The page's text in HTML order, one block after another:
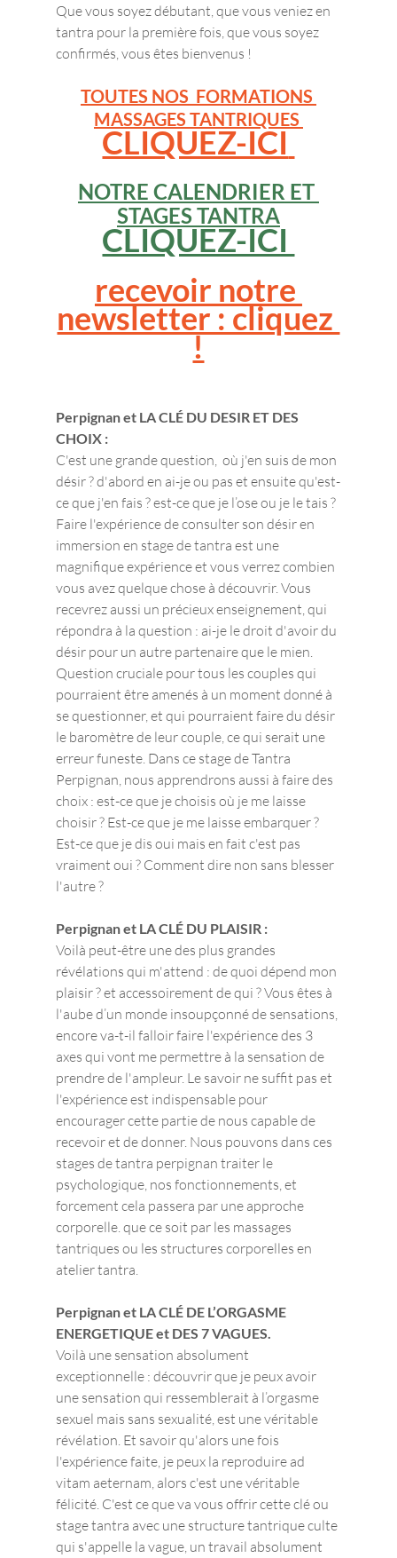
Que vous soyez débutant, que vous veniez en
tantra pour la première fois, que vous soyez
confirmés, vous êtes bienvenus !
TOUTES NOS  FORMATIONS
MASSAGES TANTRIQUES
CLIQUEZ-ICI
NOTRE CALENDRIER ET
STAGES TANTRA
CLIQUEZ-ICI
recevoir notre
newsletter : cliquez
!
Perpignan et LA CLÉ DU DESIR ET DES
CHOIX :
C'est une grande question,  où j'en suis de mon
désir ? d'abord en ai-je ou pas et ensuite qu'est-
ce que j'en fais ? est-ce que je l’ose ou je le tais ?
Faire l'expérience de consulter son désir en
immersion en stage de tantra est une
magnifique expérience et vous verrez combien
vous avez quelque chose à découvrir. Vous
recevrez aussi un précieux enseignement, qui
répondra à la question : ai-je le droit d'avoir du
désir pour un autre partenaire que le mien.
Question cruciale pour tous les couples qui
pourraient être amenés à un moment donné à
se questionner, et qui pourraient faire du désir
le baromètre de leur couple, ce qui serait une
erreur funeste. Dans ce stage de Tantra
Perpignan, nous apprendrons aussi à faire des
choix : est-ce que je choisis où je me laisse
choisir ? Est-ce que je me laisse embarquer ?
Est-ce que je dis oui mais en fait c'est pas
vraiment oui ? Comment dire non sans blesser
l'autre ?
Perpignan et LA CLÉ DU PLAISIR :
Voilà peut-être une des plus grandes
révélations qui m'attend : de quoi dépend mon
plaisir ? et accessoirement de qui ? Vous êtes à
l'aube d’un monde insoupçonné de sensations,
encore va-t-il falloir faire l'expérience des 3
axes qui vont me permettre à la sensation de
prendre de l'ampleur. Le savoir ne suffit pas et
l'expérience est indispensable pour
encourager cette partie de nous capable de
recevoir et de donner. Nous pouvons dans ces
stages de tantra perpignan traiter le
psychologique, nos fonctionnements, et
forcement cela passera par une approche
corporelle. que ce soit par les massages
tantriques ou les structures corporelles en
atelier tantra.
Perpignan et LA CLÉ DE L’ORGASME
ENERGETIQUE et DES 7 VAGUES.
Voilà une sensation absolument
exceptionnelle : découvrir que je peux avoir
une sensation qui ressemblerait à l’orgasme
sexuel mais sans sexualité, est une véritable
révélation. Et savoir qu'alors une fois
l'expérience faite, je peux la reproduire ad
vitam aeternam, alors c'est une véritable
félicité. C'est ce que va vous offrir cette clé ou
stage tantra avec une structure tantrique culte
qui s'appelle la vague, un travail absolument